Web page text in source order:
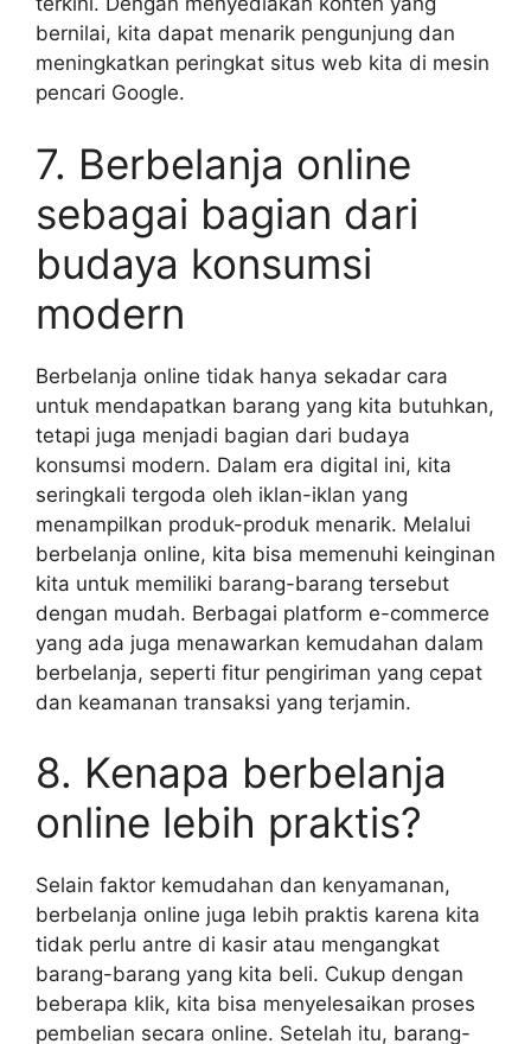
bernilai, kita dapat menarik pengunjung dan
meningkatkan peringkat situs web kita di mesin
pencari Google.
7. Berbelanja online
sebagai bagian dari
budaya konsumsi
modern
Berbelanja online tidak hanya sekadar cara
untuk mendapatkan barang yang kita butuhkan,
tetapi juga menjadi bagian dari budaya
konsumsi modern. Dalam era digital ini, kita
seringkali tergoda oleh iklan-iklan yang
menampilkan produk-produk menarik. Melalui
berbelanja online, kita bisa memenuhi keinginan
kita untuk memiliki barang-barang tersebut
dengan mudah. Berbagai platform e-commerce
yang ada juga menawarkan kemudahan dalam
berbelanja, seperti fitur pengiriman yang cepat
dan keamanan transaksi yang terjamin.
8. Kenapa berbelanja
online lebih praktis?
Selain faktor kemudahan dan kenyamanan,
berbelanja online juga lebih praktis karena kita
tidak perlu antre di kasir atau mengangkat
barang-barang yang kita beli. Cukup dengan
beberapa klik, kita bisa menyelesaikan proses
pembelian secara online. Setelah itu, barang-